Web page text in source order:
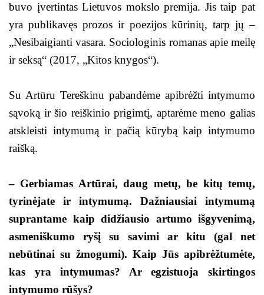
buvo įvertintas Lietuvos mokslo premija. Jis taip pat
yra publikavęs prozos ir poezijos kūrinių, tarp jų –
„Nesibaigianti vasara. Sociologinis romanas apie meilę
ir seksą“ (2017, „Kitos knygos“).
Su Artūru Tereškinu pabandėme apibrėžti intymumo
sąvoką ir šio reiškinio prigimtį, aptarėme meno galias
atskleisti intymumą ir pačią kūrybą kaip intymumo
raišką.
– Gerbiamas Artūrai, daug metų, be kitų temų,
tyrinėjate ir intymumą. Dažniausiai intymumą
suprantame kaip didžiausio artumo išgyvenimą,
asmeniškumo ryšį su savimi ar kitu (gal net
nebūtinai su žmogumi). Kaip Jūs apibrėžtumėte,
kas yra intymumas? Ar egzistuoja skirtingos
intymumo rūšys?